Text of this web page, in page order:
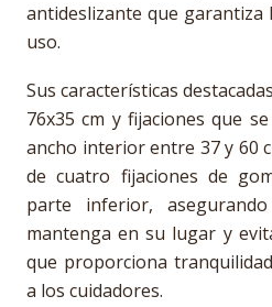
antideslizante que garantiza
uso.
Sus características
76x35 cm y fijaciones que
ancho interior entre 37 y 60
de cuatro fijaciones de
parte inferior,
mantenga en su lugar y
que proporciona
a los cuidadores.